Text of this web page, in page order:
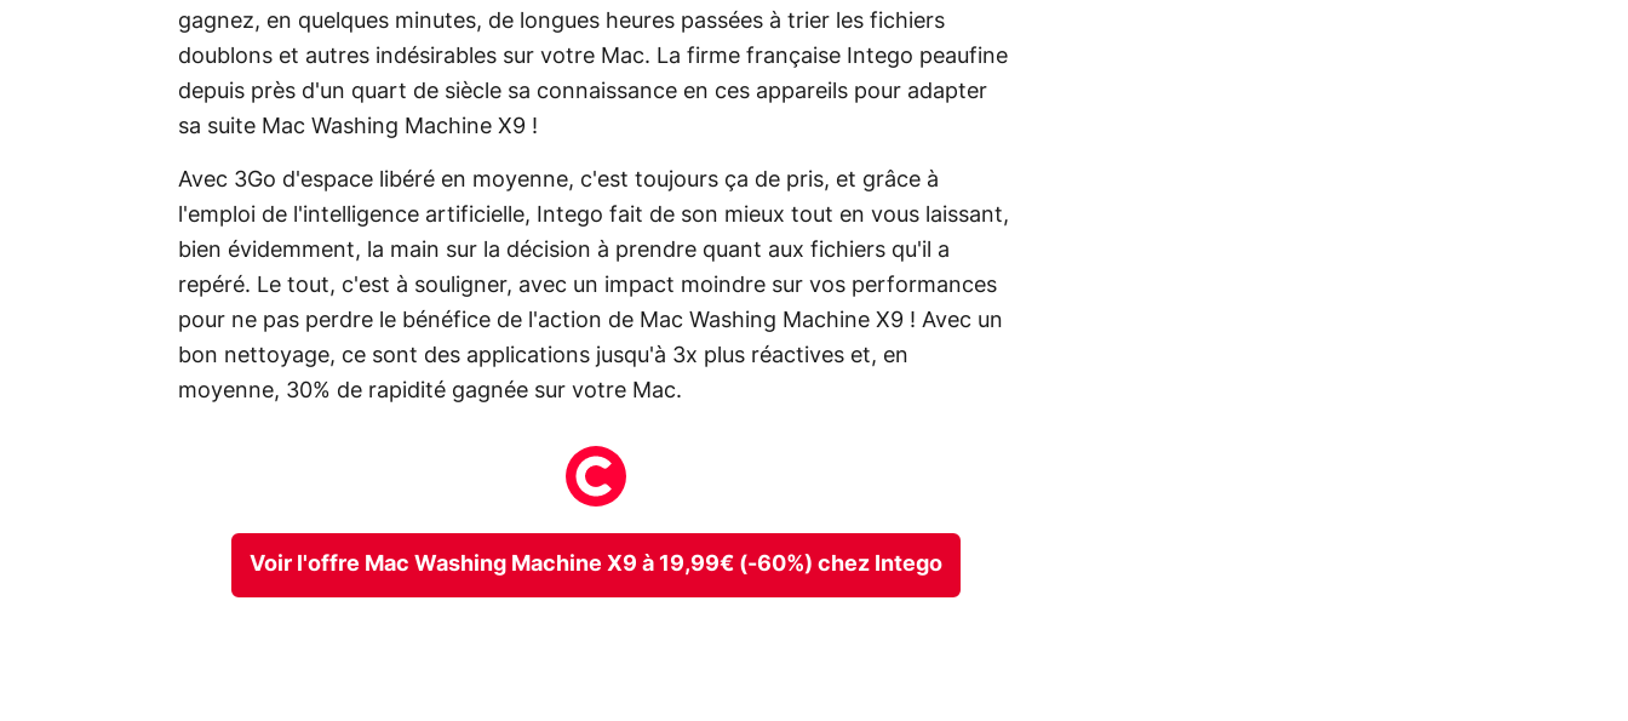
gagnez, en quelques minutes, de longues heures passées à trier les fichiers
doublons et autres indésirables sur votre Mac. La firme française Intego peaufine
depuis près d'un quart de siècle sa connaissance en ces appareils pour adapter
sa suite Mac Washing Machine X9 !
Avec 3Go d'espace libéré en moyenne, c'est toujours ça de pris, et grâce à
l'emploi de l'intelligence artificielle, Intego fait de son mieux tout en vous laissant,
bien évidemment, la main sur la décision à prendre quant aux fichiers qu'il a
repéré. Le tout, c'est à souligner, avec un impact moindre sur vos performances
pour ne pas perdre le bénéfice de l'action de Mac Washing Machine X9 ! Avec un
bon nettoyage, ce sont des applications jusqu'à 3x plus réactives et, en
moyenne, 30% de rapidité gagnée sur votre Mac.
Voir l'offre Mac Washing Machine X9 à 19,99€ (-60%) chez Intego